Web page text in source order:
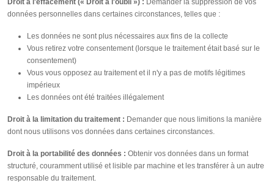
Droit à l'effacement (« Droit à l'oubli ») : Demander la suppression de vos
données personnelles dans certaines circonstances, telles que :
Les données ne sont plus nécessaires aux fins de la collecte
Vous retirez votre consentement (lorsque le traitement était basé sur le
consentement)
Vous vous opposez au traitement et il n'y a pas de motifs légitimes
impérieux
Les données ont été traitées illégalement
Droit à la limitation du traitement : Demander que nous limitions la manière
dont nous utilisons vos données dans certaines circonstances.
Droit à la portabilité des données : Obtenir vos données dans un format
structuré, couramment utilisé et lisible par machine et les transférer à un autre
responsable du traitement.